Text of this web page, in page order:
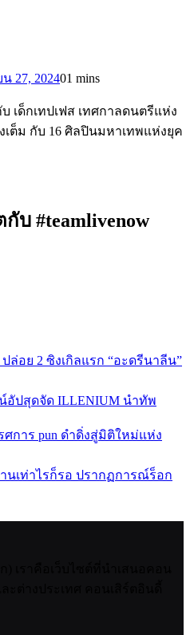
27, 202401 mins
เด็กเทปเฟส เทศกาลดนตรีแห่ง
เต็ม กับ 16 ศิลปินมหาเทพแห่งยุค
บ #teamlivenow
อย 2 ซิงเกิลแรก “อะดรีนาลีน”
น์อัปสุดจัด ILLENIUM นำทัพ
รศการ pun ดำดิ่งสู่มิติใหม่แห่ง
นเท่าไรก็รอ ปรากฏการณ์ร็อก